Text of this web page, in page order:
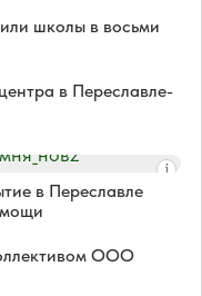
школы в восьми
в Переславле-
в Переславле
ООО